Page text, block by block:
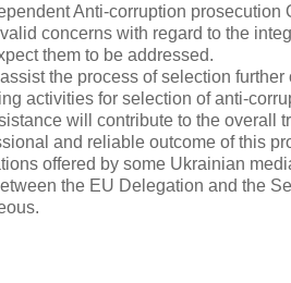
Anti-corruption prosecution
concerns with regard to the
them to be addressed.
the process of selection
activities for selection of anti-
will contribute to the overall
and reliable outcome of this
offered by some Ukrainian
the EU Delegation and the